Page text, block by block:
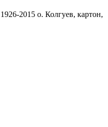
1926-2015 о. Колгуев, картон,